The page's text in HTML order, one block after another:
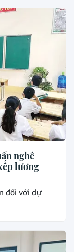
nghề
lương
đối với dự